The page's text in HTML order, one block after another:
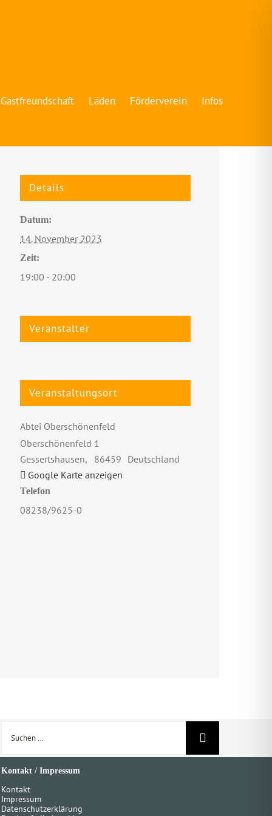
Gastfreundschaft Läden Förderverein Infos
Details
Datum:
14. November 2023
Zeit:
19:00 - 20:00
Veranstalter
Veranstaltungsort
Abtei Oberschönenfeld
Oberschönenfeld 1
Gessertshausen, 86459 Deutschland
Google Karte anzeigen
Telefon
08238/9625-0
Kontakt / Impressum
Kontakt
Impressum
Datenschutzerklärung